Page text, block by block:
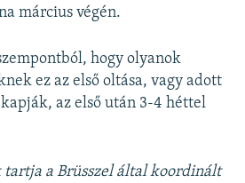
március végén.
hogy olyanok
ez az első oltása, vagy adott
az első után 3-4 héttel
tartja a Brüsszel által koordinált